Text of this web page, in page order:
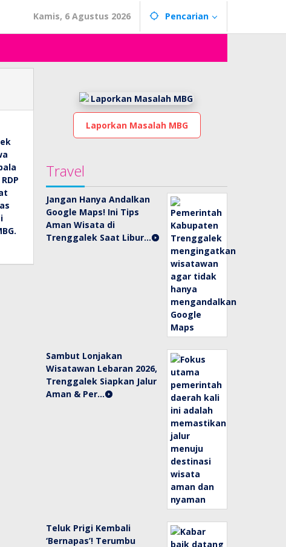
Kamis, 6 Agustus 2026 Pencarian
Laporkan Masalah MBG
Travel
Jangan Hanya Andalkan
Google Maps! Ini Tips
Aman Wisata di
Trenggalek Saat Libur…
Sambut Lonjakan
Wisatawan Lebaran 2026,
Trenggalek Siapkan Jalur
Aman & Per…
Teluk Prigi Kembali
‘Bernapas’! Terumbu